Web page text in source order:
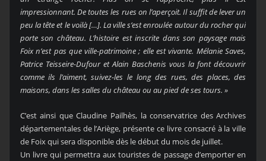
impressionnant. De toutes les rues on l’aperçoit. Il suffit de lever un
peu la tête et le voilà […]. La ville s’est enroulée autour du rocher qui
porte son château. L’histoire est inscrite dans son paysage mais
Foix n’est pas que ville-patrimoine ; elle est vivante. Mélanie Saves,
Patrice Teisseire-Dufour et Alain Baschenis vous la font découvrir
comme ils l’aiment, suivez-les le long des rues, des places, des
maisons, dans les salles du château ou au pied de ses tours. »
C’est ainsi que Claudine Pailhès, la conservatrice des Archives
départementales de l’Ariège, présente ce livre consacré à la ville
de Foix qui sera disponible dès le début du mois de juillet.
Un livre qui permettra aux touristes de passage d’emporter en